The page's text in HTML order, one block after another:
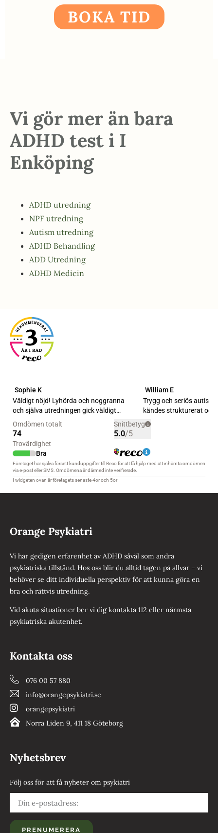
BOKA TID
Vi gör mer än bara
ADHD test i I
Enköping
ADHD utredning
NPF utredning
Autism utredning
ADHD Behandling
ADD Utredning
ADHD Medicin
Orange Psykiatri
Vi har gedigen erfarenhet av ADHD såväl som andra
psykiatriska tillstånd. Hos oss blir du alltid tagen på allvar – vi
behöver se ditt individuella perspektiv för att kunna göra en
bra och rättvis utredning.
Vid akuta situationer ber vi dig kontakta 112 eller närmsta
psykiatriska akutenhet.
Kontakta oss
076 00 57 880
info@orangepsykiatri.se
orangepsykiatri
Norra Liden 9, 411 18 Göteborg
Nyhetsbrev
Följ oss för att få nyheter om psykiatri
PRENUMERERA